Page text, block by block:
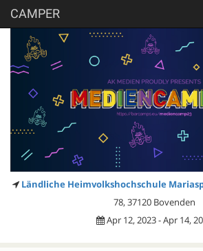
CAMPER
Ländliche Heimvolkshochschule
78, 37120 Bovenden
Apr 12, 2023 - Apr 14,